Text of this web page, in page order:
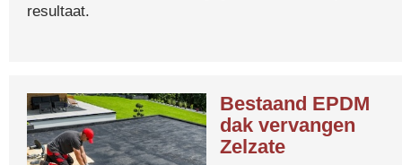
resultaat.
Bestaand EPDM
dak vervangen
Zelzate